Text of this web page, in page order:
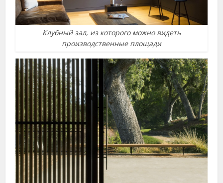
Клубный зал, из которого можно видеть
производственные площади